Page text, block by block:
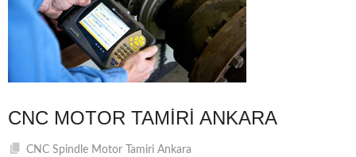
CNC MOTOR TAMIRI ANKARA
CNC Spindle Motor Tamiri Ankara